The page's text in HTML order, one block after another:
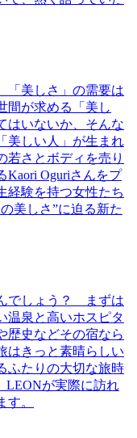
「美しさ」の需要は
間が求める「美し
はいないか、そんな
美しい人」が生まれ
若さとボディを売り
Kaori Oguriさんをプ
経験を持つ女性たち
美しさ”に迫る新た
でしょう？ まずは
温泉と高いホスピタ
歴史などその宿なら
はきっと素晴らしい
ふたりの大切な旅時
LEONが実際に訪れ
。